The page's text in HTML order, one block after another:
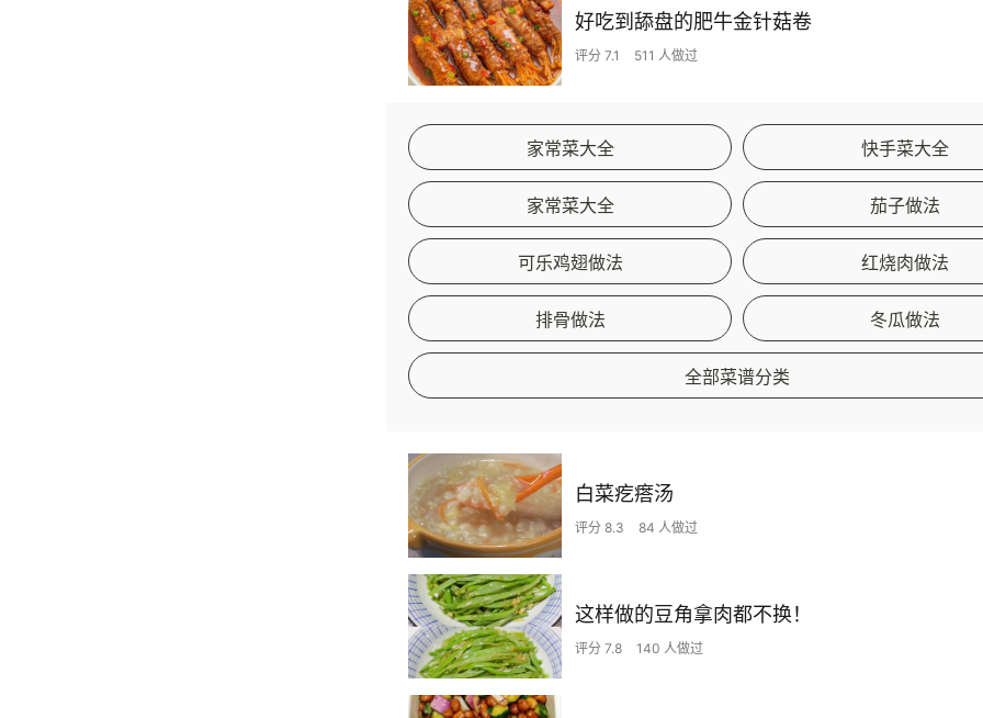
好吃到舔盘的肥牛金针菇卷
评分 7.1 511 人做过
家常菜大全 快手菜大全
家常菜大全 茄子做法
可乐鸡翅做法 红烧肉做法
排骨做法 冬瓜做法
全部菜谱分类
白菜疙瘩汤
评分 8.3 84 人做过
这样做的豆角拿肉都不换！
评分 7.8 140 人做过